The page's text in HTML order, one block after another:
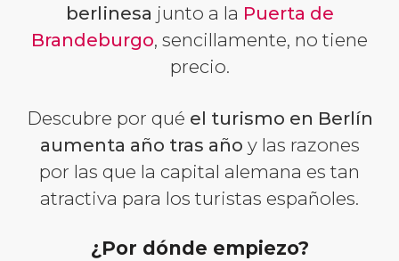
berlinesa junto a la Puerta de
Brandeburgo, sencillamente, no tiene
precio.
Descubre por qué el turismo en Berlín
aumenta año tras año y las razones
por las que la capital alemana es tan
atractiva para los turistas españoles.
¿Por dónde empiezo?